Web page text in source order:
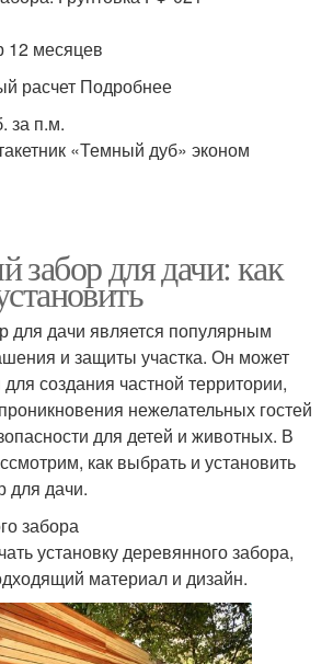
12 месяцев
расчет Подробнее
за п.м.
«Темный дуб» эконом
забор для дачи: как
для дачи является популярным
и защиты участка. Он может
создания частной территории,
нежелательных гостей
для детей и животных. В
как выбрать и установить
для дачи.
забора
установку деревянного забора,
материал и дизайн.